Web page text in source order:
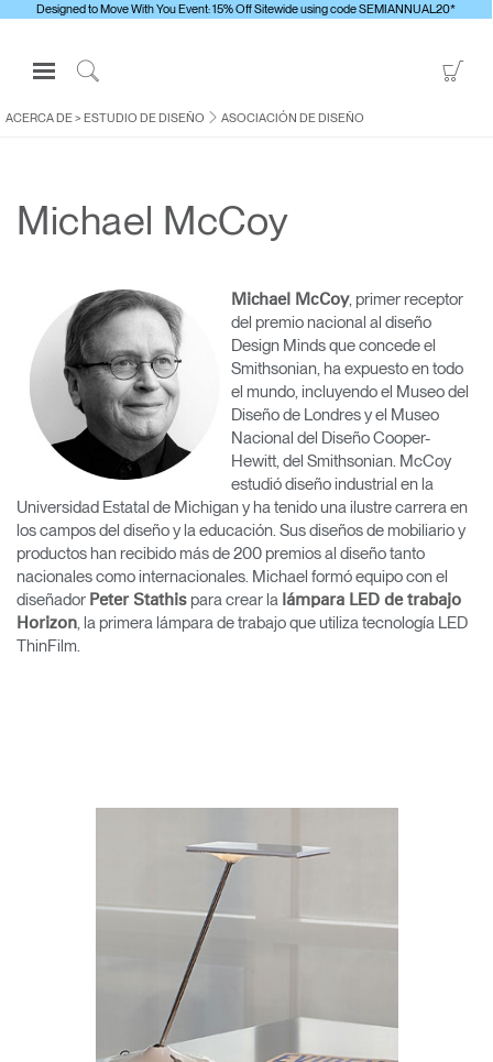
Designed to Move With You Event: 15% Off Sitewide using code SEMIANNUAL20*
Open
Navigation
Menuto
Inicie sesión o regístrese
ERGONOMÍA
ACERCA DE
CONTACTE CON NOSOTROS
Contactar con la asistencia
Buscar un showroom
Cambiar región
Opens
to
Facebook
Opens
to
Opens
to
Linkedin
Opens
to
Instagram
Opens
to
Humanscale
Blog
Opens
to
Pinterest
Opens
to
YouTube
ACERCA DE> ESTUDIO DE DISEÑO ASOCIACIÓN DE DISEÑO
Michael McCoy
Michael McCoy, primer receptor
del premio nacional al diseño
Design Minds que concede el
Smithsonian, ha expuesto en todo
el mundo, incluyendo el Museo del
Diseño de Londres y el Museo
Nacional del Diseño Cooper-
Hewitt, del Smithsonian. McCoy
estudió diseño industrial en la
Universidad Estatal de Michigan y ha tenido una ilustre carrera en
los campos del diseño y la educación. Sus diseños de mobiliario y
productos han recibido más de 200 premios al diseño tanto
nacionales como internacionales. Michael formó equipo con el
diseñador Peter Stathis para crear la lámpara LED de trabajo
Horizon , la primera lámpara de trabajo que utiliza tecnología LED
ThinFilm.